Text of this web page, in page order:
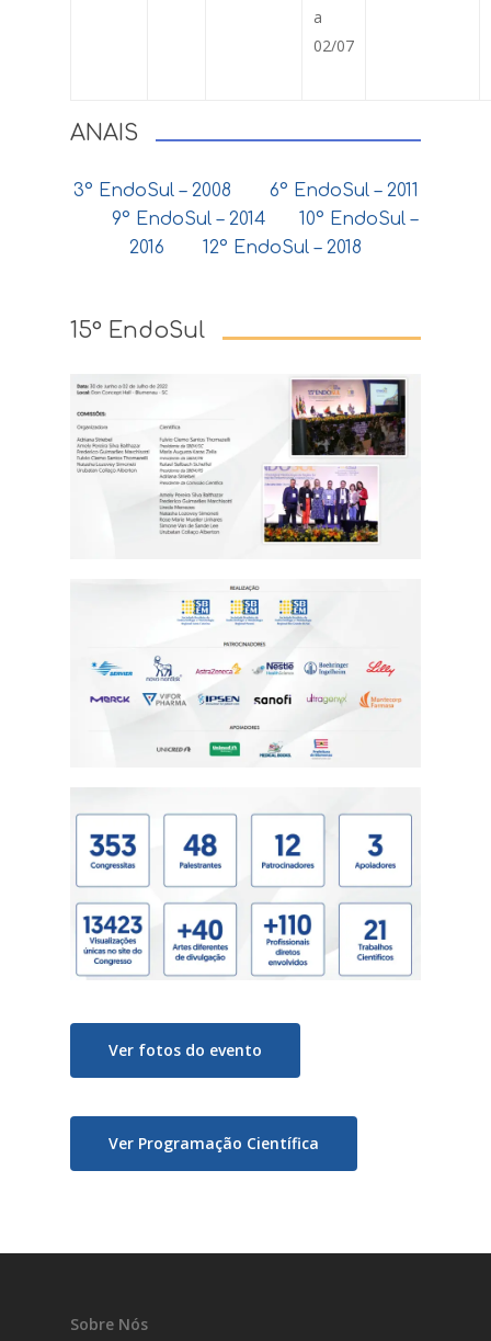
a
02/07
ANAIS
3° EndoSul – 2008
6° EndoSul – 2011
9° EndoSul – 2014
10° EndoSul –
2016
12° EndoSul – 2018
15° EndoSul
Ver fotos do evento
Ver Programação Científica
Sobre Nós